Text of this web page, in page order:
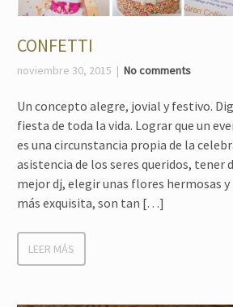
CONFETTI
noviembre 30, 2015 No comments
Un concepto alegre, jovial y festivo.
fiesta de toda la vida. Lograr que un
es una circunstancia propia de la
asistencia de los seres queridos, tener
mejor dj, elegir unas flores hermosas
más exquisita, son tan […]
LEER MÁS